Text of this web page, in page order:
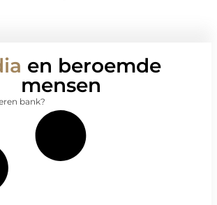
en beroemde
mensen
bank?